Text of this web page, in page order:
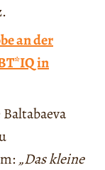
an der
in
„Das kleine